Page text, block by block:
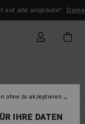
Damen Herren
IHRE DATEN
ohne zu akzeptieren